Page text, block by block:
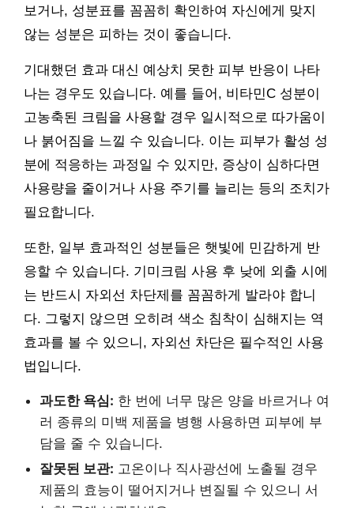
보거나, 성분표를 꼼꼼히 확인하여 자신에게 맞지
않는 성분은 피하는 것이 좋습니다.
기대했던 효과 대신 예상치 못한 피부 반응이 나타
나는 경우도 있습니다. 예를 들어, 비타민C 성분이
고농축된 크림을 사용할 경우 일시적으로 따가움이
나 붉어짐을 느낄 수 있습니다. 이는 피부가 활성 성
분에 적응하는 과정일 수 있지만, 증상이 심하다면
사용량을 줄이거나 사용 주기를 늘리는 등의 조치가
필요합니다.
또한, 일부 효과적인 성분들은 햇빛에 민감하게 반
응할 수 있습니다. 기미크림 사용 후 낮에 외출 시에
는 반드시 자외선 차단제를 꼼꼼하게 발라야 합니
다. 그렇지 않으면 오히려 색소 침착이 심해지는 역
효과를 볼 수 있으니, 자외선 차단은 필수적인 사용
법입니다.
과도한 욕심: 한 번에 너무 많은 양을 바르거나 여
러 종류의 미백 제품을 병행 사용하면 피부에 부
담을 줄 수 있습니다.
잘못된 보관: 고온이나 직사광선에 노출될 경우
제품의 효능이 떨어지거나 변질될 수 있으니 서